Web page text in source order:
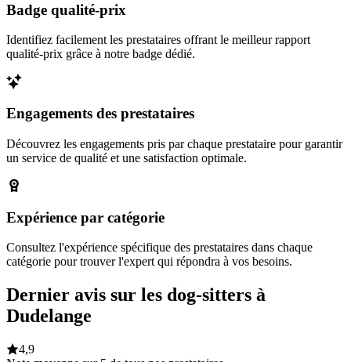
Badge qualité-prix
Identifiez facilement les prestataires offrant le meilleur rapport
qualité-prix grâce à notre badge dédié.
Engagements des prestataires
Découvrez les engagements pris par chaque prestataire pour garantir
un service de qualité et une satisfaction optimale.
Expérience par catégorie
Consultez l'expérience spécifique des prestataires dans chaque
catégorie pour trouver l'expert qui répondra à vos besoins.
Dernier avis sur les dog-sitters à
Dudelange
4,9